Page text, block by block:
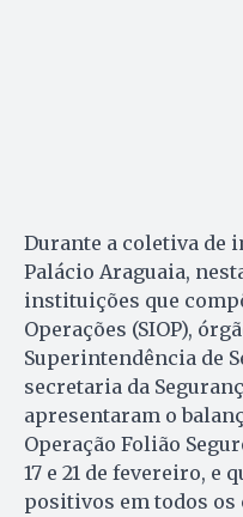
Durante a coletiva de
Palácio Araguaia,
instituições que
Operações (SIOP),
Superintendência de
secretaria da
apresentaram o
Operação Folião
17 e 21 de fevereiro, e
positivos em todos